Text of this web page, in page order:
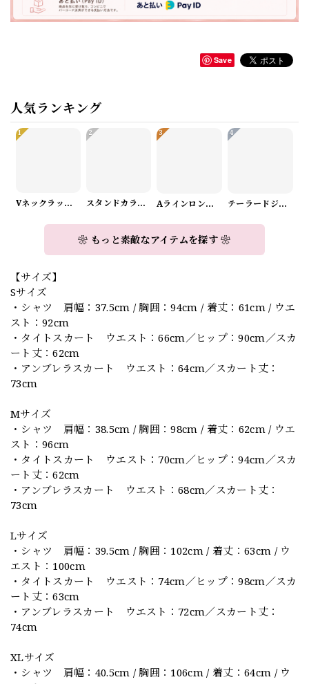
Save
人気ランキング
1
Vネックラップデザインニット（3color） A1008
2
スタンドカラーロングスリーブリボンブラウス（3color） A1126
3
Aラインロングワンピース（2color） A0908
4
テーラードジャケット＆ワイドパンツスーツwithスカーフ A0987
❀ もっと素敵なアイテムを探す ❀
【サイズ】
Sサイズ
・シャツ 肩幅：37.5cm / 胸囲：94cm / 着丈：61cm / ウエ
スト：92cm
・タイトスカート ウエスト：66cm／ヒップ：90cm／スカ
ート丈：62cm
・アンブレラスカート ウエスト：64cm／スカート丈：
73cm
Mサイズ
・シャツ 肩幅：38.5cm / 胸囲：98cm / 着丈：62cm / ウエ
スト：96cm
・タイトスカート ウエスト：70cm／ヒップ：94cm／スカ
ート丈：62cm
・アンブレラスカート ウエスト：68cm／スカート丈：
73cm
Lサイズ
・シャツ 肩幅：39.5cm / 胸囲：102cm / 着丈：63cm / ウ
エスト：100cm
・タイトスカート ウエスト：74cm／ヒップ：98cm／スカ
ート丈：63cm
・アンブレラスカート ウエスト：72cm／スカート丈：
74cm
XLサイズ
・シャツ 肩幅：40.5cm / 胸囲：106cm / 着丈：64cm / ウ